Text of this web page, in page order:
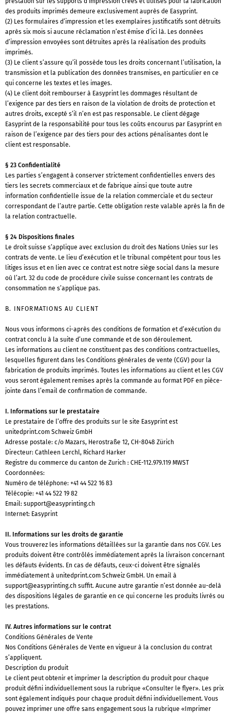
des produits imprimés demeure exclusivement auprès de Easyprint.
(2) Les formulaires d’impression et les exemplaires justificatifs sont détruits
après six mois si aucune réclamation n’est émise d’ici là. Les données
d’impression envoyées sont détruites après la réalisation des produits
imprimés.
(3) Le client s’assure qu’il possède tous les droits concernant l’utilisation, la
transmission et la publication des données transmises, en particulier en ce
qui concerne les textes et les images.
(4) Le client doit rembourser à Easyprint les dommages résultant de
l’exigence par des tiers en raison de la violation de droits de protection et
autres droits, excepté s’il n’en est pas responsable. Le client dégage
Easyprint de la responsabilité pour tous les coûts encourus par Easyprint en
raison de l’exigence par des tiers pour des actions pénalisantes dont le
client est responsable.
§ 23 Confidentialité
Les parties s’engagent à conserver strictement confidentielles envers des
tiers les secrets commerciaux et de fabrique ainsi que toute autre
information confidentielle issue de la relation commerciale et du secteur
correspondant de l’autre partie. Cette obligation reste valable après la fin de
la relation contractuelle.
§ 24 Dispositions finales
Le droit suisse s’applique avec exclusion du droit des Nations Unies sur les
contrats de vente. Le lieu d’exécution et le tribunal compétent pour tous les
litiges issus et en lien avec ce contrat est notre siège social dans la mesure
où l’art. 32 du code de procédure civile suisse concernant les contrats de
consommation ne s’applique pas.
B. INFORMATIONS AU CLIENT
Nous vous informons ci-après des conditions de formation et d’exécution du
contrat conclu à la suite d’une commande et de son déroulement.
Les informations au client ne constituent pas des conditions contractuelles,
lesquelles figurent dans les Conditions générales de vente (CGV) pour la
fabrication de produits imprimés. Toutes les informations au client et les CGV
vous seront également remises après la commande au format PDF en pièce-
jointe dans l’email de confirmation de commande.
I. Informations sur le prestataire
Le prestataire de l’offre des produits sur le site Easyprint est
unitedprint.com Schweiz GmbH
Adresse postale: c/o Mazars, Herostraße 12, CH-8048 Zürich
Directeur: Cathleen Lerchl, Richard Harker
Registre du commerce du canton de Zurich : CHE-112.979.119 MWST
Coordonnées:
Numéro de téléphone: +41 44 522 16 83
Télécopie: +41 44 522 19 82
Email: support@easyprinting.ch
Internet: Easyprint
II. Informations sur les droits de garantie
Vous trouverez les informations détaillées sur la garantie dans nos CGV. Les
produits doivent être contrôlés immédiatement après la livraison concernant
les défauts évidents. En cas de défauts, ceux-ci doivent être signalés
immédiatement à unitedprint.com Schweiz GmbH. Un email à
support@easyprinting.ch suffit. Aucune autre garantie n’est donnée au-delà
des dispositions légales de garantie en ce qui concerne les produits livrés ou
les prestations.
IV. Autres informations sur le contrat
Conditions Générales de Vente
Nos Conditions Générales de Vente en vigueur à la conclusion du contrat
s’appliquent.
Description du produit
Le client peut obtenir et imprimer la description du produit pour chaque
produit défini individuellement sous la rubrique «Consulter le flyer». Les prix
sont également indiqués pour chaque produit défini individuellement. Vous
pouvez imprimer une offre sans engagement sous la rubrique «Imprimer